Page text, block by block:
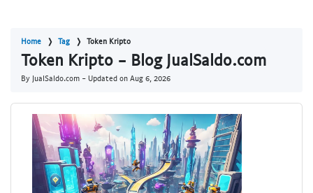
Home Tag Token Kripto
Token Kripto - Blog JualSaldo.com
By JualSaldo.com - Updated on Aug 6, 2026